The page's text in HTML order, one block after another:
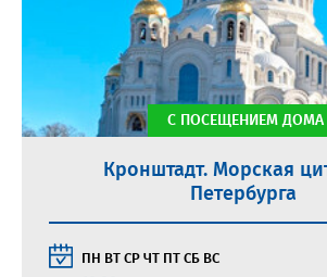
Кронштадт. Морская
Петербурга
С ПОСЕЩЕНИЕМ ДОМА
ПН ВТ СР ЧТ ПТ СБ ВС